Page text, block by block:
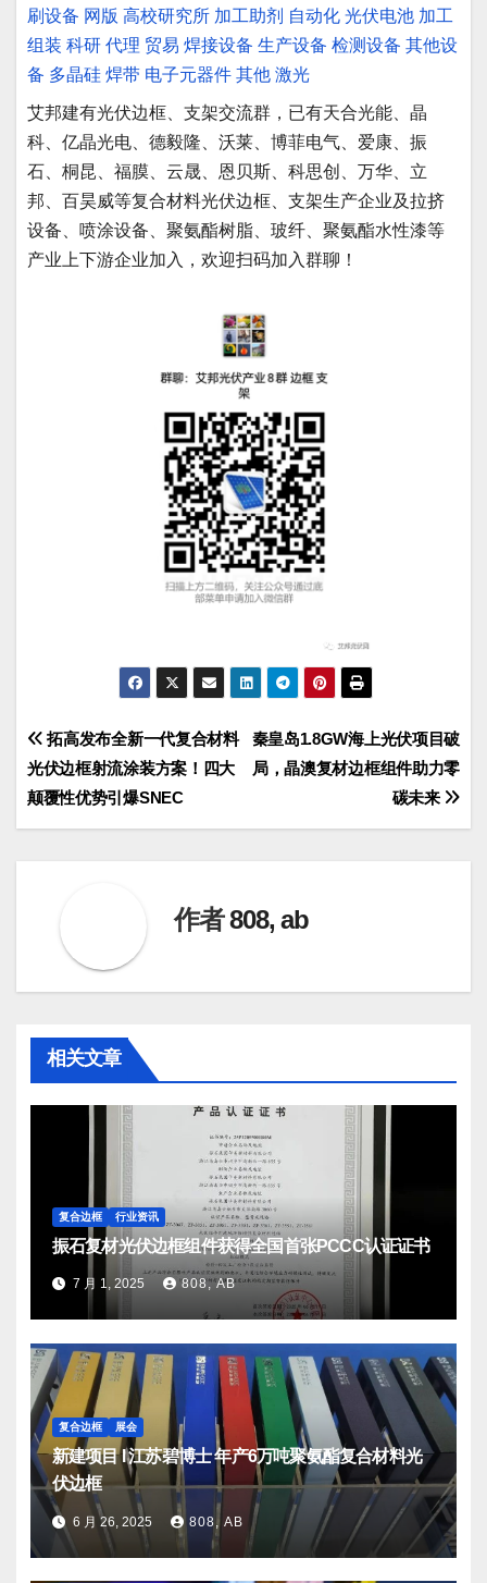
刷设备 网版 高校研究所 加工助剂 自动化 光伏电池 加工
组装 科研 代理 贸易 焊接设备 生产设备 检测设备 其他设
备 多晶硅 焊带 电子元器件 其他 激光
艾邦建有光伏边框、支架交流群，已有天合光能、晶
科、亿晶光电、德毅隆、沃莱、博菲电气、爱康、振
石、桐昆、福膜、云晟、恩贝斯、科思创、万华、立
邦、百昊威等复合材料光伏边框、支架生产企业及拉挤
设备、喷涂设备、聚氨酯树脂、玻纤、聚氨酯水性漆等
产业上下游企业加入，欢迎扫码加入群聊！
文
章
导
秦皇岛1.8GW海上光伏项目破
局，晶澳复材边框组件助力零
碳未来
拓高发布全新一代复合材料
光伏边框射流涂装方案！四大
颠覆性优势引爆SNEC
作者808, ab
相关文章
复合边框 行业资讯
振石复材光伏边框组件获得全国首张PCCC认证证书
7 月 1, 2025 808, AB
复合边框 展会
新建项目 I 江苏碧博士 年产6万吨聚氨酯复合材料光
伏边框
6 月 26, 2025 808, AB